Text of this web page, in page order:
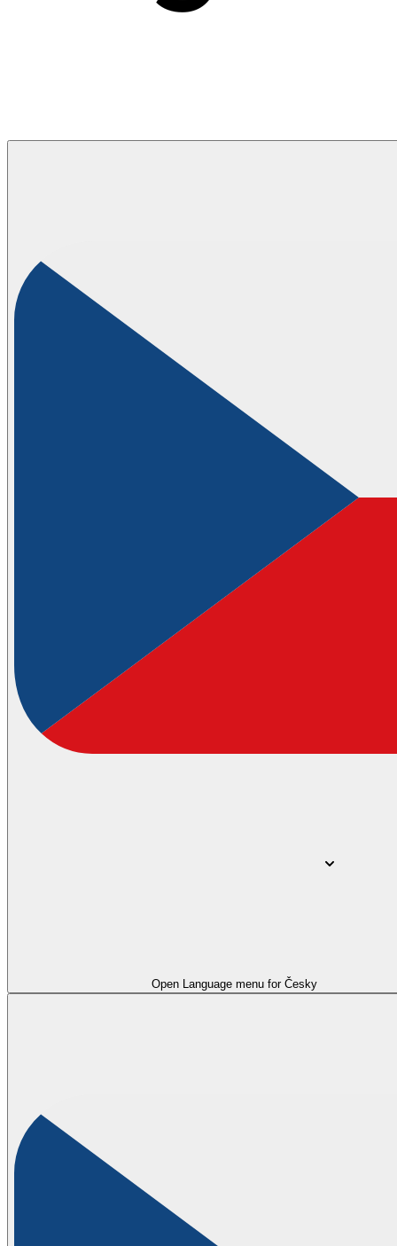
Open Language menu for Česky